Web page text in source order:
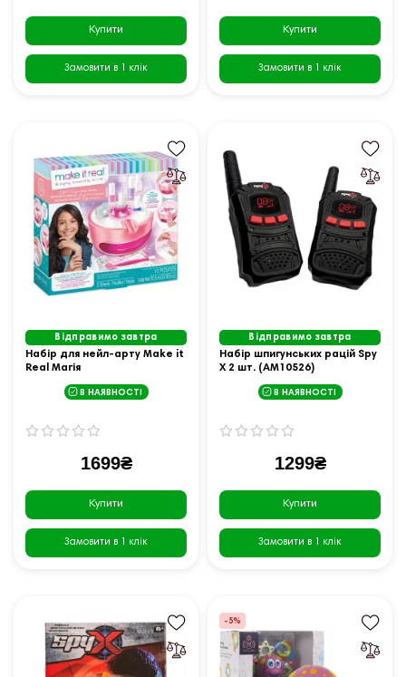
Купити
Замовити в 1 клік
Купити
Замовити в 1 клік
Відправимо завтра
Набір для нейл-арту Make it
Real Магія
В НАЯВНОСТІ
1699₴
Купити
Замовити в 1 клік
Відправимо завтра
Набір шпигунських рацій Spy
X 2 шт. (AM10526)
В НАЯВНОСТІ
1299₴
Купити
Замовити в 1 клік
-5%